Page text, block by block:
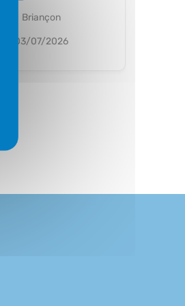
Briançon
03/07/2026